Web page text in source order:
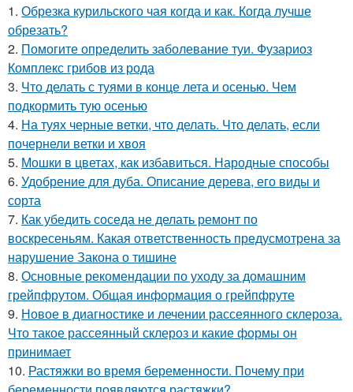
1. Обрезка курильского чая когда и как. Когда лучше
обрезать?
2. Помогите определить заболевание туи. Фузариоз
Комплекс грибов из рода
3. Что делать с туями в конце лета и осенью. Чем
подкормить тую осенью
4. На туях черные ветки, что делать. Что делать, если
почернели ветки и хвоя
5. Мошки в цветах, как избавиться. Народные способы
6. Удобрение для дуба. Описание дерева, его виды и
сорта
7. Как убедить соседа не делать ремонт по
воскресеньям. Какая ответственность предусмотрена за
нарушение Закона о тишине
8. Основные рекомендации по уходу за домашним
грейпфрутом. Общая информация о грейпфруте
9. Новое в диагностике и лечении рассеянного склероза.
Что такое рассеянный склероз и какие формы он
принимает
10. Растяжки во время беременности. Почему при